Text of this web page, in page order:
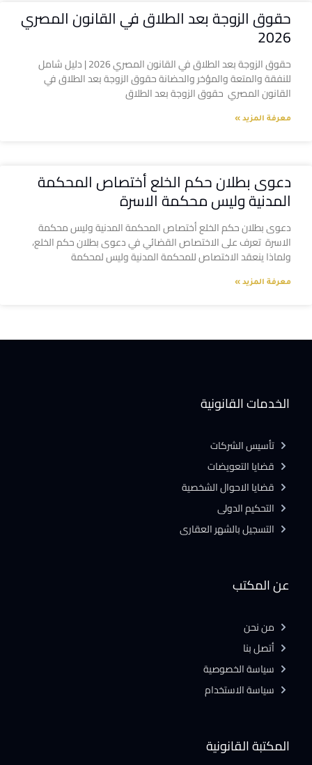
حقوق الزوجة بعد الطلاق في القانون المصري
2026
حقوق الزوجة بعد الطلاق في القانون المصري 2026 | دليل شامل
للنفقة والمتعة والمؤخر والحضانة حقوق الزوجة بعد الطلاق في
القانون المصري حقوق الزوجة بعد الطلاق
معرفة المزيد »
دعوى بطلان حكم الخلع أختصاص المحكمة
المدنية وليس محكمة الاسرة
دعوى بطلان حكم الخلع أختصاص المحكمة المدنية وليس محكمة
الاسرة تعرف على الاختصاص القضائي في دعوى بطلان حكم الخلع،
ولماذا ينعقد الاختصاص للمحكمة المدنية وليس لمحكمة
معرفة المزيد »
المكتبة القانونية
عن المكتب
من نحن
أتصل بنا
سياسة الخصوصية
سياسة الاستخدام
الخدمات القانونية
تأسيس الشركات
قضايا التعويضات
قضايا الاحوال الشخصية
التحكيم الدولى
التسجيل بالشهر العقارى